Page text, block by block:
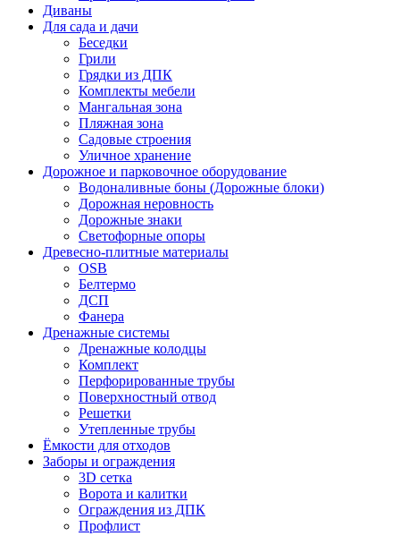
Диваны
Для сада и дачи
Беседки
Грили
Грядки из ДПК
Комплекты мебели
Мангальная зона
Пляжная зона
Садовые строения
Уличное хранение
Дорожное и парковочное оборудование
Водоналивные боны (Дорожные блоки)
Дорожная неровность
Дорожные знаки
Светофорные опоры
Древесно-плитные материалы
OSB
Белтермо
ДСП
Фанера
Дренажные системы
Дренажные колодцы
Комплект
Перфорированные трубы
Поверхностный отвод
Решетки
Утепленные трубы
Ёмкости для отходов
Заборы и ограждения
3D сетка
Ворота и калитки
Ограждения из ДПК
Профлист